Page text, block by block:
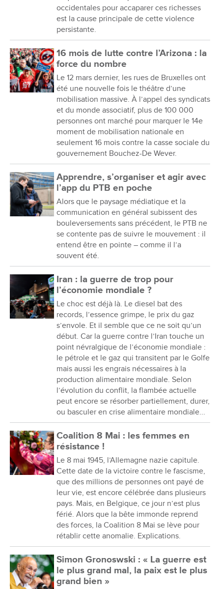
occidentales pour accaparer ces richesses
est la cause principale de cette violence
persistante.
16 mois de lutte contre l’Arizona : la
force du nombre
Le 12 mars dernier, les rues de Bruxelles ont
été une nouvelle fois le théâtre d’une
mobilisation massive. À l’appel des syndicats
et du monde associatif, plus de 100 000
personnes ont marché pour marquer le 14e
moment de mobilisation nationale en
seulement 16 mois contre la casse sociale du
gouvernement Bouchez-De Wever.
Apprendre, s’organiser et agir avec
l’app du PTB en poche
Alors que le paysage médiatique et la
communication en général subissent des
bouleversements sans précédent, le PTB ne
se contente pas de suivre le mouvement : il
entend être en pointe – comme il l’a
souvent été.
Iran : la guerre de trop pour
l’économie mondiale ?
Le choc est déjà là. Le diesel bat des
records, l’essence grimpe, le prix du gaz
s’envole. Et il semble que ce ne soit qu’un
début. Car la guerre contre l’Iran touche un
point névralgique de l’économie mondiale :
le pétrole et le gaz qui transitent par le Golfe
mais aussi les engrais nécessaires à la
production alimentaire mondiale. Selon
l’évolution du conflit, la flambée actuelle
peut encore se résorber partiellement, durer,
ou basculer en crise alimentaire mondiale...
Coalition 8 Mai : les femmes en
résistance !
Le 8 mai 1945, l’Allemagne nazie capitule.
Cette date de la victoire contre le fascisme,
que des millions de personnes ont payé de
leur vie, est encore célébrée dans plusieurs
pays. Mais, en Belgique, ce jour n’est plus
férié. Alors que la bête immonde reprend
des forces, la Coalition 8 Mai se lève pour
rétablir cette anomalie. Explications.
Simon Gronoswski : « La guerre est
le plus grand mal, la paix est le plus
grand bien »